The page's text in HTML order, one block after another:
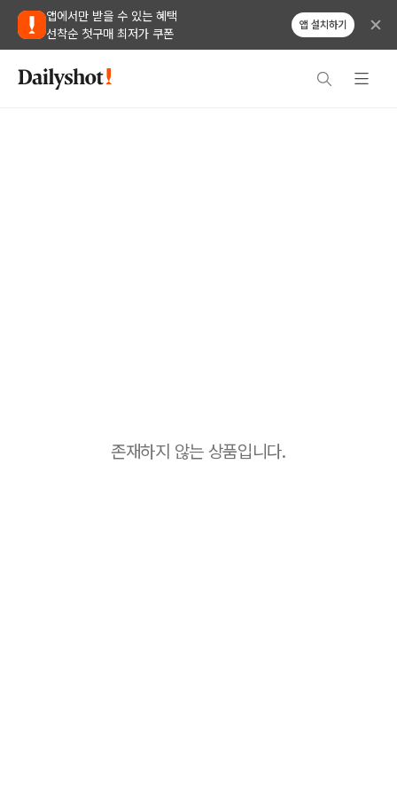
앱에서만 받을 수 있는 혜택
선착순 첫구매 최저가 쿠폰
앱 설치하기
존재하지 않는 상품입니다.